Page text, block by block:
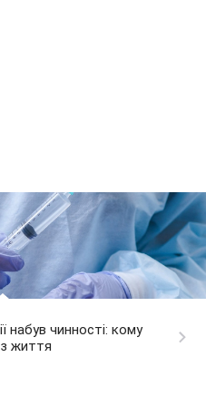
набув чинності: кому
життя